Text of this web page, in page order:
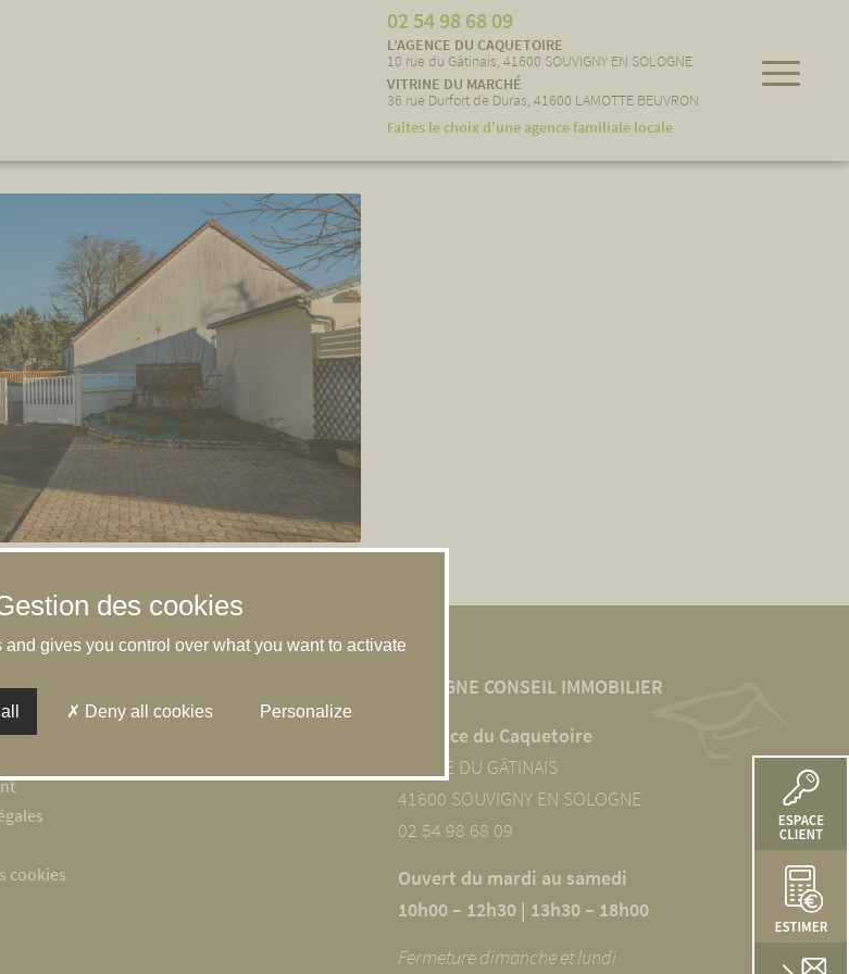
02 54 98 68 09
L’AGENCE DU CAQUETOIRE
10 rue du Gâtinais, 41600 SOUVIGNY EN SOLOGNE
VITRINE DU MARCHÉ
36 rue Durfort de Duras, 41600 LAMOTTE BEUVRON
Faites le choix d'une agence familiale locale
cookies
SOLOGNE CONSEIL IMMOBILIER
L’agence du Caquetoire
10 RUE DU GÂTINAIS
41600 SOUVIGNY EN SOLOGNE
02 54 98 68 09
Ouvert du mardi au samedi
10h00 – 12h30 | 13h30 – 18h00
Fermeture dimanche et lundi
gives you control over what you want to activate
Deny all cookies Personalize